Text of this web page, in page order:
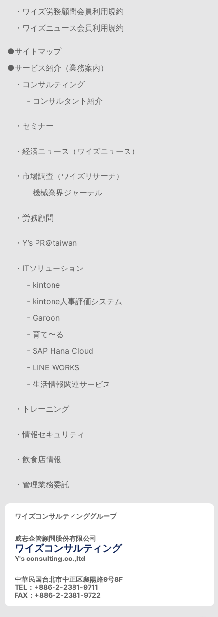
・ワイズ労務顧問会員利用規約
・ワイズニュース会員利用規約
サイトマップ
サービス紹介（業務案内）
・コンサルティング
- コンサルタント紹介
・セミナー
・経済ニュース（ワイズニュース）
・市場調査（ワイズリサーチ）
- 機械業界ジャーナル
・労務顧問
・Y’s PR＠taiwan
・ITソリューション
- kintone
- kintone人事評価システム
- Garoon
- 育て〜る
- SAP Hana Cloud
- LINE WORKS
- 生活情報関連サービス
・トレーニング
・情報セキュリティ
・飲食店情報
・管理業務委託
ワイズコンサルティンググループ
威志企管顧問股份有限公司
ワイズコンサルティング
Y's consulting.co.,ltd
中華民国台北市中正区襄陽路9号8F
TEL：+886-2-2381-9711
FAX：+886-2-2381-9722